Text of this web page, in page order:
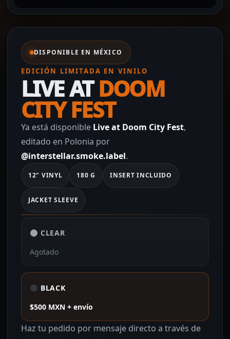
DISPONIBLE EN MÉXICO
EDICIÓN LIMITADA EN VINILO
LIVE ATDOOM
CITY FEST
Ya está disponible Live at Doom City Fest,
editado en Polonia por
@interstellar.smoke.label.
12" VINYL 180 G INSERT INCLUIDO
JACKET SLEEVE
CLEAR
Agotado
BLACK
$500 MXN + envío
Haz tu pedido por mensaje directo a través de